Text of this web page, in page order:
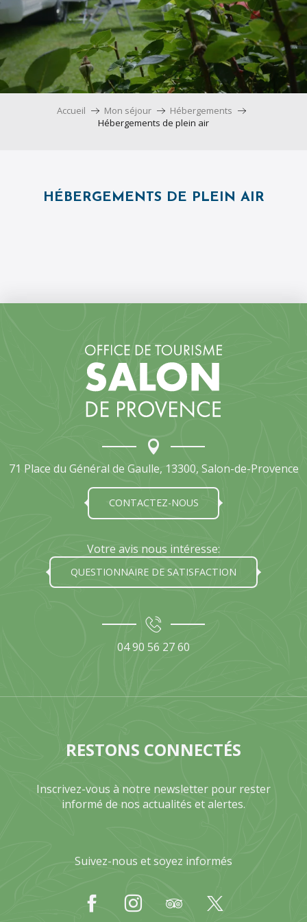
Accueil Mon séjour
Hébergements
Hébergements de plein air
HÉBERGEMENTS DE PLEIN AIR
71 Place du Général de Gaulle, 13300, Salon-de-Provence
CONTACTEZ-NOUS
Votre avis nous intéresse:
QUESTIONNAIRE DE SATISFACTION
04 90 56 27 60
RESTONS CONNECTÉS
Inscrivez-vous à notre newsletter pour rester
informé de nos actualités et alertes.
Suivez-nous et soyez informés